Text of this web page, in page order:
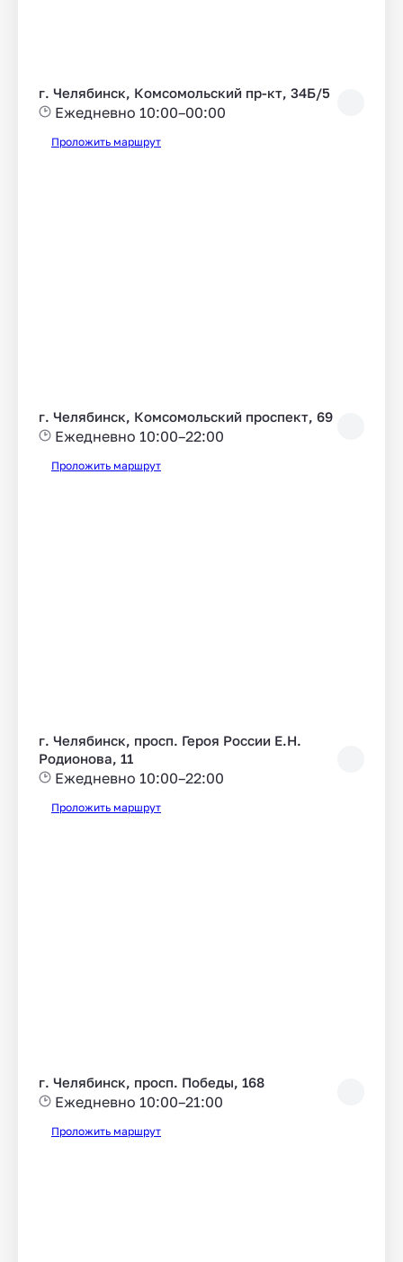
г. Челябинск, Комсомольский пр-кт, 34Б/5
Ежедневно 10:00–00:00
Проложить маршрут
г. Челябинск, Комсомольский проспект, 69
Ежедневно 10:00–22:00
Проложить маршрут
г. Челябинск, просп. Героя России Е.Н.
Родионова, 11
Ежедневно 10:00–22:00
Проложить маршрут
г. Челябинск, просп. Победы, 168
Ежедневно 10:00–21:00
Проложить маршрут